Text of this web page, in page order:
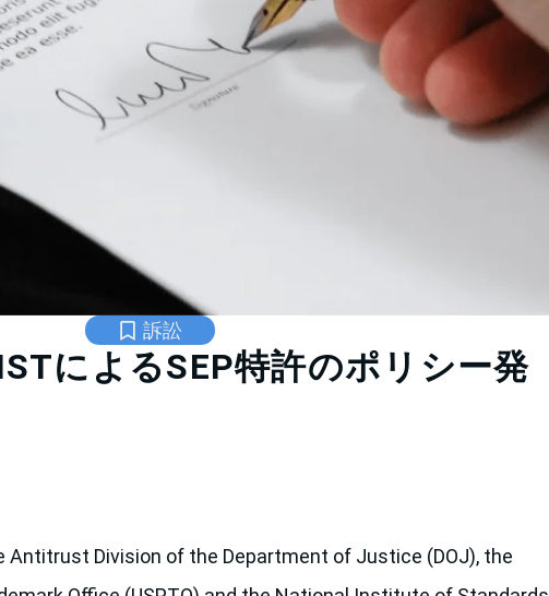
訴訟
によるSEP特許のポリシー発
Antitrust Division of the Department of Justice (DOJ), the